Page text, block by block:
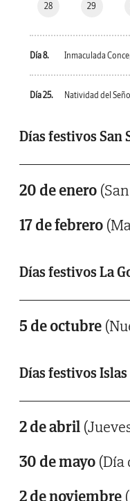
28 29
Día 8. Inmaculada
Día 25. Natividad del
Días festivos San
20 de enero
17 de febrero
Días festivos La
5 de octubre
Días festivos
2 de abril
30 de mayo (Día
2 de noviembre